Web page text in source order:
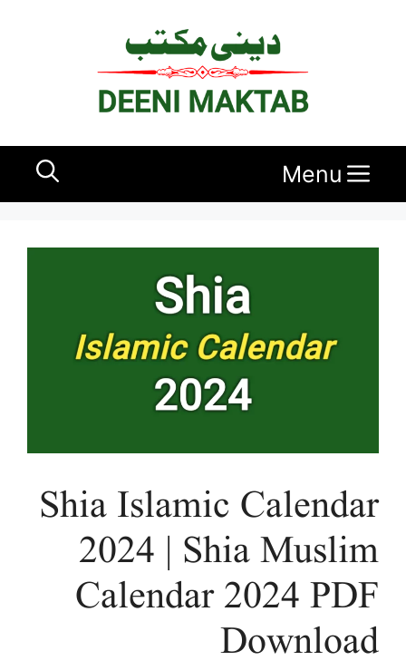
Menu
Shia Islamic Calendar
2024 | Shia Muslim
Calendar 2024 PDF
Download